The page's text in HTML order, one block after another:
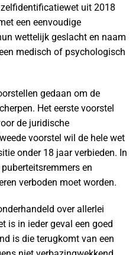
uit 2018
een eenvoudige
wettelijk geslacht en naam
medisch of psychologisch
gedaan om de
Het eerste voorstel
de juridische
voorstel wil de hele wet
onder 18 jaar verbieden. In
en
verboden moet worden.
over allerlei
is in ieder geval een goed
is die terugkomt van een